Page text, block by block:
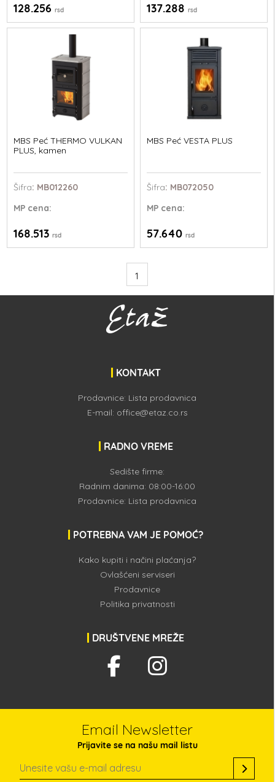
128.256rsd 137.288 rsd
MBS Peć THERMO VULKAN
PLUS, kamen
Šifra: MB012260
MP cena:
168.513rsd
MBS Peć VESTA PLUS
Šifra: MB072050
MPcena:
57.640 rsd
1
KONTAKT
Prodavnice: Lista prodavnica
E-mail: office@etaz.co.rs
RADNO VREME
Sedište firme:
Radnim danima: 08:00-16:00
Prodavnice: Lista prodavnica
POTREBNA VAM JE POMOĆ?
Kako kupiti i načini plaćanja?
Ovlašćeni serviseri
Prodavnice
Politika privatnosti
DRUŠTVENE MREŽE
Email Newsletter
Prijavite se na našu mail listu